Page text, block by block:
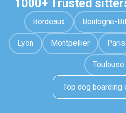
1000+ Trusted
Bordeaux Boulogne-
Lyon Montpellier Paris
Toulouse
Top dog boarding